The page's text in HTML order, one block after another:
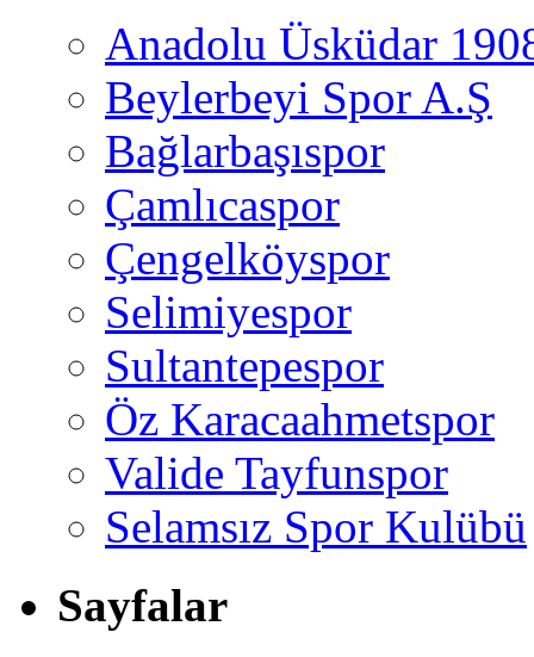
Anadolu Üsküdar
Beylerbeyi Spor A.Ş
Bağlarbaşıspor
Çamlıcaspor
Çengelköyspor
Selimiyespor
Sultantepespor
Öz Karacaahmetspor
Valide Tayfunspor
Selamsız Spor Kulübü
Sayfalar